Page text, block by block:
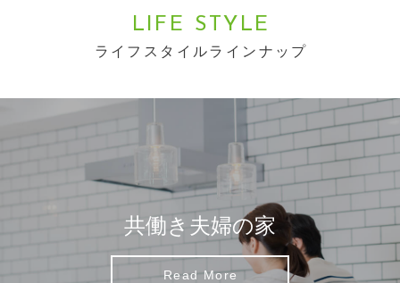
LIFE STYLE
ライフスタイルラインナップ
共働き夫婦の家
Read More